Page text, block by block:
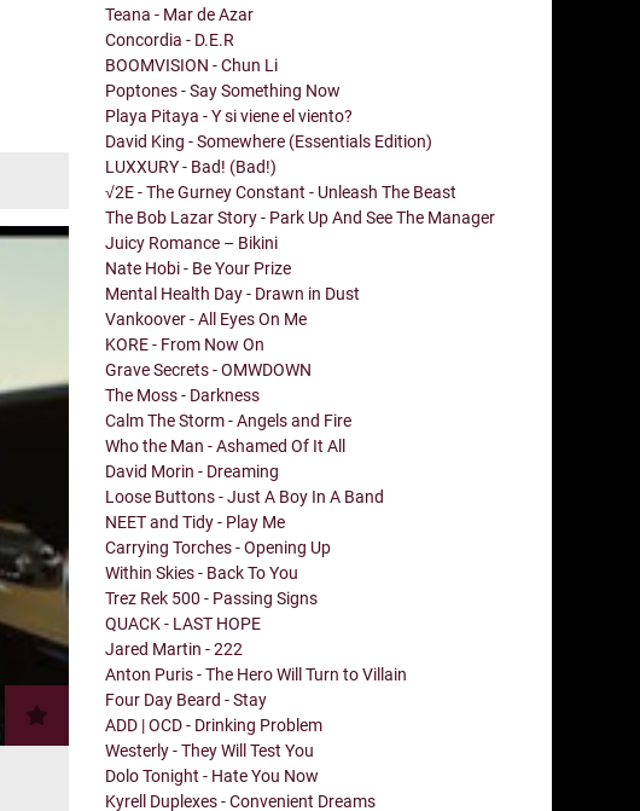
Teana - Mar de Azar
Concordia - D.E.R
BOOMVISION - Chun Li
Poptones - Say Something Now
Playa Pitaya - Y si viene el viento?
David King - Somewhere (Essentials Edition)
LUXXURY - Bad! (Bad!)
√2E - The Gurney Constant - Unleash The Beast
The Bob Lazar Story - Park Up And See The Manager
Juicy Romance – Bikini
Nate Hobi - Be Your Prize
Mental Health Day - Drawn in Dust
Vankoover - All Eyes On Me
KORE - From Now On
Grave Secrets - OMWDOWN
The Moss - Darkness
Calm The Storm - Angels and Fire
Who the Man - Ashamed Of It All
David Morin - Dreaming
Loose Buttons - Just A Boy In A Band
NEET and Tidy - Play Me
Carrying Torches - Opening Up
Within Skies - Back To You
Trez Rek 500 - Passing Signs
QUACK - LAST HOPE
Jared Martin - 222
Anton Puris - The Hero Will Turn to Villain
Four Day Beard - Stay
ADD | OCD - Drinking Problem
Westerly - They Will Test You
Dolo Tonight - Hate You Now
Kyrell Duplexes - Convenient Dreams